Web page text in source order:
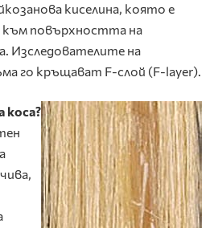
киселина, която е
към повърхността на
Изследователите на
го кръщават F-слой (F-layer).
коса?